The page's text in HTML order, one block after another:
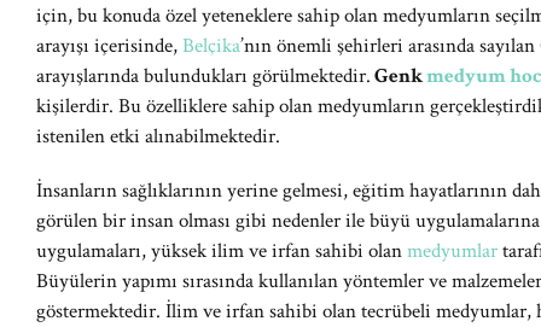
için, bu konuda özel yeteneklere sahip olan medyumların
arayışı içerisinde,Belçika’nın önemli şehirleri arasında
arayışlarında bulundukları görülmektedir.Genkmedyum
kişilerdir. Bu özelliklere sahip olan medyumların
istenilen etki alınabilmektedir.
İnsanların sağlıklarının yerine gelmesi, eğitim hayatlarının
görülen bir insan olması gibi nedenler ile büyü
uygulamaları, yüksek ilim ve irfan sahibi olanmedyumlar
Büyülerin yapımı sırasında kullanılan yöntemler ve
göstermektedir. İlim ve irfan sahibi olan tecrübeli